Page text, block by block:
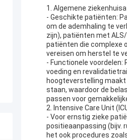
1. Algemene
- Geschikte patiënten:
om de ademhaling te
zijn), patiënten met
patiënten die complexe
vereisen om herstel te
- Functionele
voeding en
hoogteverstelling
staan, waardoor de
passen voor
2. Intensive Care Unit
- Voor ernstig zieke
positieaanpassing (bijv.
het ook procedures